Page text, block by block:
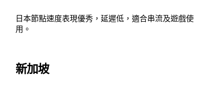
日本節點速度表現優秀，延遲低，適合串流及遊戲使
用。
新加坡